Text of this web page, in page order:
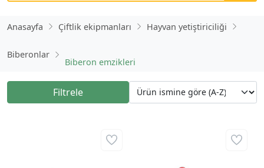
Anasayfa Çiftlik ekipmanları Hayvan yetiştiriciliği
Biberonlar
Biberon emzikleri
Filtrele